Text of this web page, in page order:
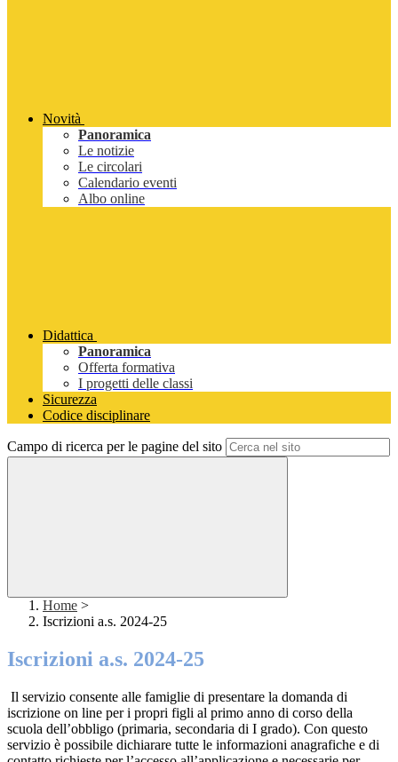
Novità
Panoramica
Le notizie
Le circolari
Calendario eventi
Albo online
Didattica
Panoramica
Offerta formativa
I progetti delle classi
Sicurezza
Codice disciplinare
Campo di ricerca per le pagine del sito
Home >
Iscrizioni a.s. 2024-25
Iscrizioni a.s. 2024-25
Il servizio consente alle famiglie di presentare la domanda di
iscrizione on line per i propri figli al primo anno di corso della
scuola dell’obbligo (primaria, secondaria di I grado). Con questo
servizio è possibile dichiarare tutte le informazioni anagrafiche e di